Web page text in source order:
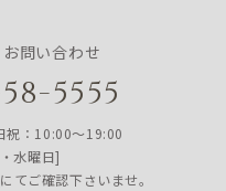
問い合わせ
5555
：10:00〜19:00
水曜日]
にてご確認下さいませ。